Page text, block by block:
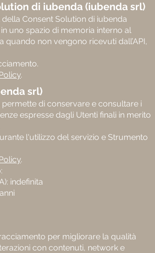
di iubenda (iubenda srl)
Consent Solution di iubenda
uno spazio di memoria interno al
quando non vengono ricevuti dall’API,
.
srl)
di conservare e consultare i
espresse dagli Utenti finali in merito
l'utilizzo del servizio e Strumento
.
indefinita
per migliorare la qualità
con contenuti, network e